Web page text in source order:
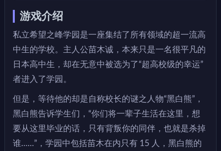
游戏介绍
私立希望之峰学园是一座集结了所有领域的超一流高
中生的学校。主人公苗木诚，本来只是一名很平凡的
日本高中生，却在无意中被选为了“超高校级的幸运”
者进入了学园。
但是，等待他的却是自称校长的谜之人物“黑白熊”，
黑白熊告诉学生们，“你们将一辈子生活在这里，想
要从这里毕业的话，只有背叛你的同伴，也就是杀掉
谁……”，学园中包括苗木在内只有 15 人，黑白熊的